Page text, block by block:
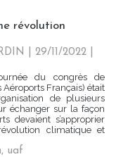
révolution
| 29/11/2022
du congrès de
Aéroports Français) était
de plusieurs
échanger sur la façon
devaient s’approprier
climatique et
, uaf